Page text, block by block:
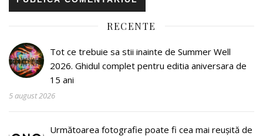
RECENTE
Tot ce trebuie sa stii inainte de Summer Well
2026. Ghidul complet pentru editia aniversara de
15 ani
5 august 2026
Următoarea fotografie poate fi cea mai reușită de